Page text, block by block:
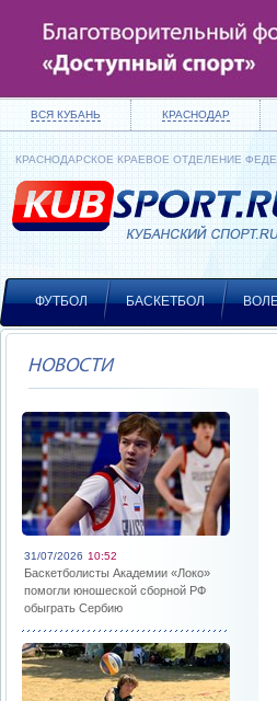
ВСЯ КУБАНЬ КРАСНОДАР
КРАСНОДАРСКОЕ КРАЕВОЕ ОТДЕЛЕНИЕ
ФУТБОЛ БАСКЕТБОЛ
НОВОСТИ
31/07/2026 10:52
Баскетболисты Академии «Локо»
помогли юношеской сборной РФ
обыграть Сербию